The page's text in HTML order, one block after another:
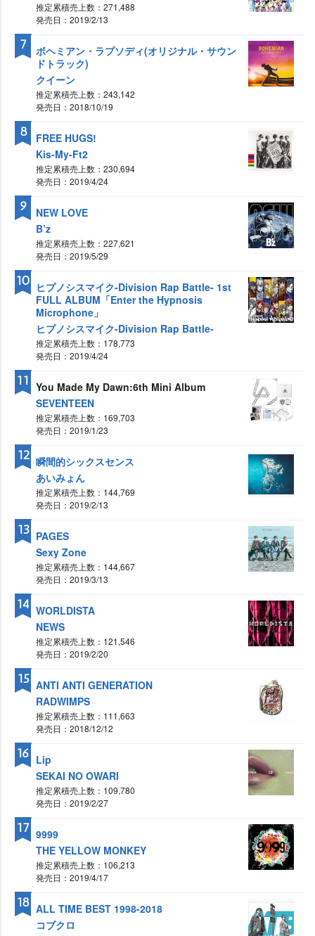
推定累積売上数：271,488
発売日：2019/2/13
ボヘミアン・ラプソディ(オリジナル・サウン
ドトラック)
クイーン
推定累積売上数：243,142
発売日：2018/10/19
7
FREE HUGS!
Kis-My-Ft2
推定累積売上数：230,694
発売日：2019/4/24
8
NEW LOVE
B’z
推定累積売上数：227,621
発売日：2019/5/29
9
ヒプノシスマイク-Division Rap Battle- 1st
FULL ALBUM「Enter the Hypnosis
Microphone」
ヒプノシスマイク-Division Rap Battle-
推定累積売上数：178,773
発売日：2019/4/24
10
You Made My Dawn:6th Mini Album
SEVENTEEN
推定累積売上数：169,703
発売日：2019/1/23
11
瞬間的シックスセンス
あいみょん
推定累積売上数：144,769
発売日：2019/2/13
12
PAGES
Sexy Zone
推定累積売上数：144,667
発売日：2019/3/13
13
WORLDISTA
NEWS
推定累積売上数：121,546
発売日：2019/2/20
14
ANTI ANTI GENERATION
RADWIMPS
推定累積売上数：111,663
発売日：2018/12/12
15
Lip
SEKAI NO OWARI
推定累積売上数：109,780
発売日：2019/2/27
16
9999
THE YELLOW MONKEY
推定累積売上数：106,213
発売日：2019/4/17
17
ALL TIME BEST 1998-2018
コブクロ
18